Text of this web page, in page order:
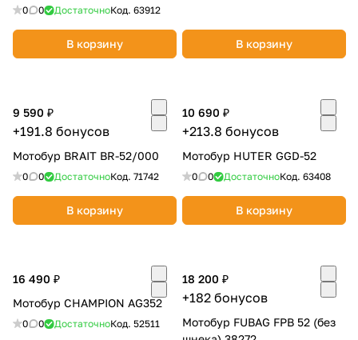
0 0 ДостаточноКод. 63912
В корзину В корзину
9 590 ₽
+191.8 бонусов
Мотобур BRAIT BR-52/000
0 0 ДостаточноКод. 71742
В корзину
10 690 ₽
+213.8 бонусов
Мотобур HUTER GGD-52
0 0 ДостаточноКод. 63408
В корзину
16 490 ₽
Мотобур CHAMPION AG352
0 0 ДостаточноКод. 52511
18 200 ₽
+182 бонусов
Мотобур FUBAG FPB 52 (без
Подробнее
25
раз в 2
недели
Остались вопросы?
8 800 302-02-51
plait.ru